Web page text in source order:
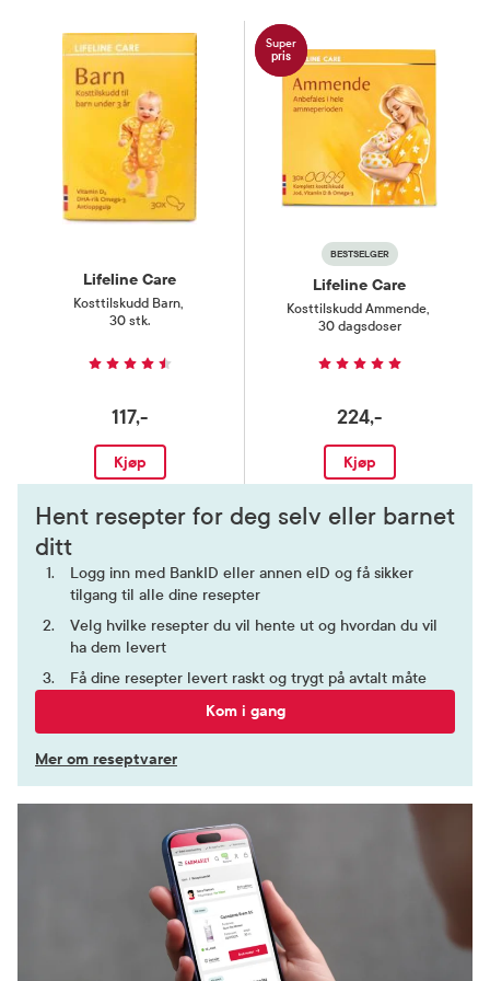
Lifeline Care
Kosttilskudd Barn,
30 stk.
117,-
Kjøp
Super
pris
BESTSELGER
Lifeline Care
Kosttilskudd Ammende,
30 dagsdoser
224,-
Kjøp
Hent resepter for deg selv eller barnet
ditt
Logg inn med BankID eller annen eID og få sikker
tilgang til alle dine resepter
Velg hvilke resepter du vil hente ut og hvordan du vil
ha dem levert
Få dine resepter levert raskt og trygt på avtalt måte
Kom i gang
Mer om reseptvarer